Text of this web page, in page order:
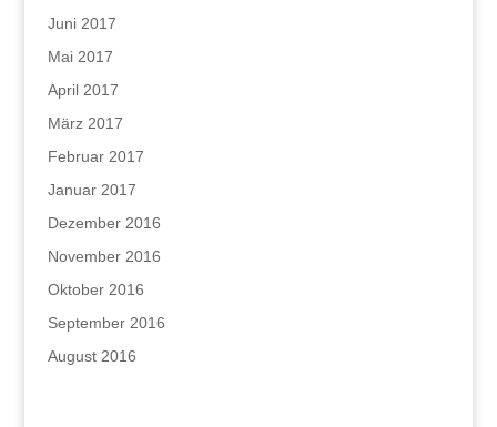
Juni 2017
Mai 2017
April 2017
März 2017
Februar 2017
Januar 2017
Dezember 2016
November 2016
Oktober 2016
September 2016
August 2016